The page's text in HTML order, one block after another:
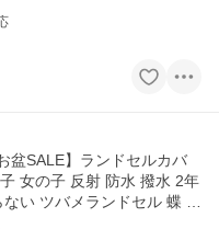
盆SALE】ランドセルカバ
い ツバメランドセル 蝶 犬